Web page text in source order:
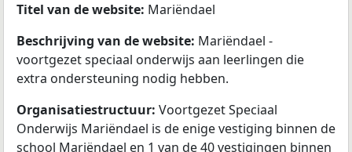
Titel van de website: Mariëndael
Beschrijving van de website: Mariëndael -
voortgezet speciaal onderwijs aan leerlingen die
extra ondersteuning nodig hebben.
Organisatiestructuur: Voortgezet Speciaal
Onderwijs Mariëndael is de enige vestiging binnen de
school Mariëndael en 1 van de 40 vestigingen binnen